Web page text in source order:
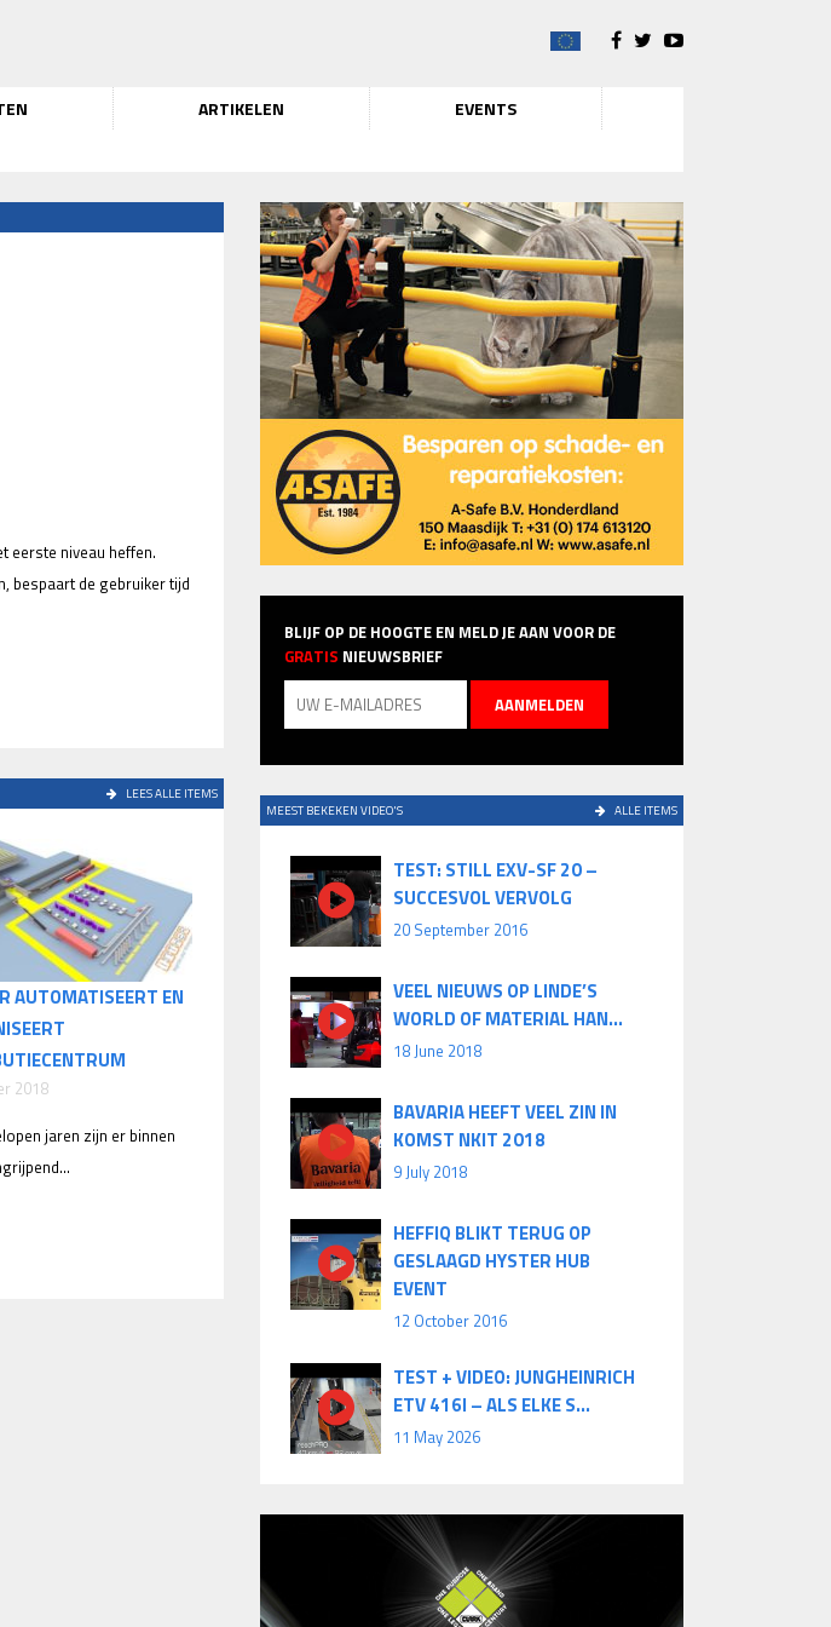
ARTIKELEN EVENTS
eerste niveau heffen.
bespaart de gebruiker tijd
LEES ALLE ITEMS
AUTOMATISEERT EN
2018
jaren zijn er binnen
BLIJF OP DE HOOGTE EN MELD JE AAN VOOR DE
GRATIS NIEUWSBRIEF
MEEST BEKEKEN VIDEO'S ALLE ITEMS
TEST: STILL EXV-SF 20 –
SUCCESVOL VERVOLG
20 September 2016
VEEL NIEUWS OP LINDE’S
WORLD OF MATERIAL HAN...
18 June 2018
BAVARIA HEEFT VEEL ZIN IN
KOMST NKIT 2018
9 July 2018
HEFFIQ BLIKT TERUG OP
GESLAAGD HYSTER HUB
EVENT
12 October 2016
TEST + VIDEO: JUNGHEINRICH
ETV 416I – ALS ELKE S...
11 May 2026